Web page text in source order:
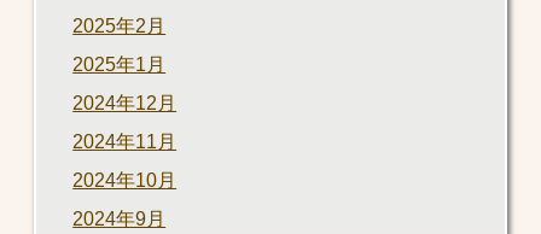
2025年2月
2025年1月
2024年12月
2024年11月
2024年10月
2024年9月